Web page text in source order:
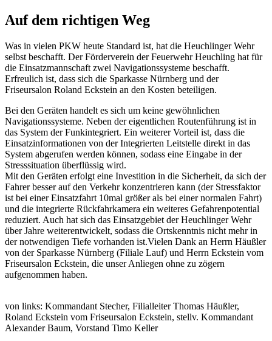
Auf dem richtigen Weg
Was in vielen PKW heute Standard ist, hat die Heuchlinger Wehr
selbst beschafft. Der Förderverein der Feuerwehr Heuchling hat für
die Einsatzmannschaft zwei Navigationssysteme beschafft.
Erfreulich ist, dass sich die Sparkasse Nürnberg und der
Friseursalon Roland Eckstein an den Kosten beteiligen.
Bei den Geräten handelt es sich um keine gewöhnlichen
Navigationssysteme. Neben der eigentlichen Routenführung ist in
das System der Funkintegriert. Ein weiterer Vorteil ist, dass die
Einsatzinformationen von der Integrierten Leitstelle direkt in das
System abgerufen werden können, sodass eine Eingabe in der
Stresssituation überflüssig wird.
Mit den Geräten erfolgt eine Investition in die Sicherheit, da sich der
Fahrer besser auf den Verkehr konzentrieren kann (der Stressfaktor
ist bei einer Einsatzfahrt 10mal größer als bei einer normalen Fahrt)
und die integrierte Rückfahrkamera ein weiteres Gefahrenpotential
reduziert. Auch hat sich das Einsatzgebiet der Heuchlinger Wehr
über Jahre weiterentwickelt, sodass die Ortskenntnis nicht mehr in
der notwendigen Tiefe vorhanden ist.Vielen Dank an Herrn Häußler
von der Sparkasse Nürnberg (Filiale Lauf) und Herrn Eckstein vom
Friseursalon Eckstein, die unser Anliegen ohne zu zögern
aufgenommen haben.
von links: Kommandant Stecher, Filialleiter Thomas Häußler,
Roland Eckstein vom Friseursalon Eckstein, stellv. Kommandant
Alexander Baum, Vorstand Timo Keller